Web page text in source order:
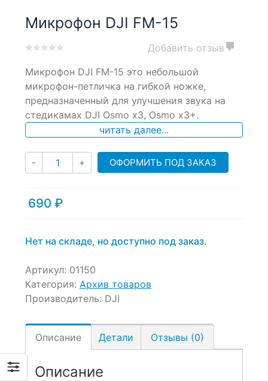
Микрофон DJI FM-15
out
based
on
customer
ratings
Добавить отзыв
Микрофон DJI FM-15 это небольшой
микрофон-петличка на гибкой ножке,
предназначенный для улучшения звука на
стедикамах DJI Osmo x3, Osmo x3+.
читать далее...
- Количество
+ ОФОРМИТЬ ПОД ЗАКАЗ
690 ₽
Нет на складе, но доступно под заказ.
Артикул: 01150
Категория: Архив товаров
Производитель: DJI
Описание Детали Отзывы (0)
Описание